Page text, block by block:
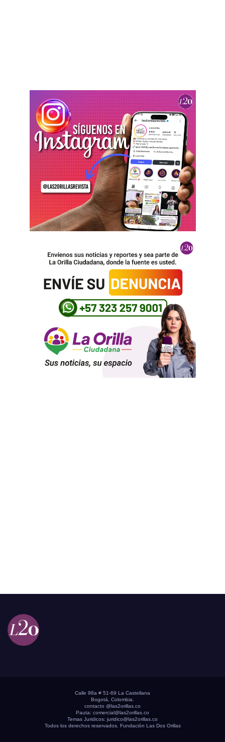
Calle 98a # 51-69 La Castellana
Bogotá, Colombia.
contacto @las2orillas.co
Pauta: comercial@las2orillas.co
Temas Juridicos: juridico@las2orillas.co
Todos los derechos reservados. Fundación Las Dos Orillas